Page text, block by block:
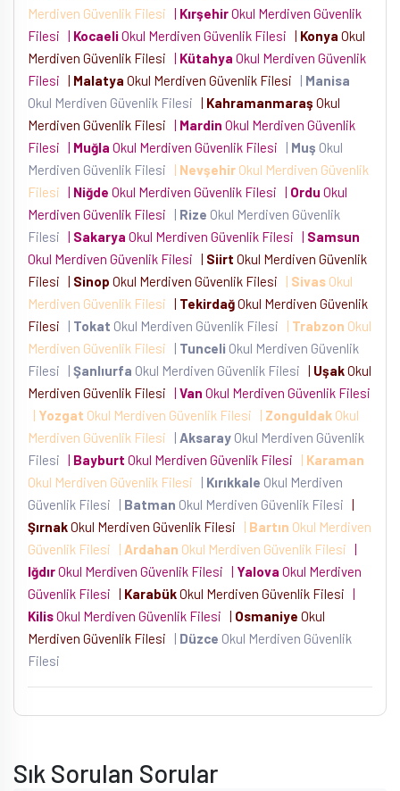
Merdiven Güvenlik Filesi | KırşehirOkul Merdiven Güvenlik
Filesi | KocaeliOkul Merdiven Güvenlik Filesi | Konya Okul
Merdiven Güvenlik Filesi | Kütahya Okul Merdiven Güvenlik
Filesi | Malatya Okul Merdiven Güvenlik Filesi | Manisa
Okul Merdiven Güvenlik Filesi | Kahramanmaraş Okul
Merdiven Güvenlik Filesi | Mardin Okul Merdiven Güvenlik
Filesi | Muğla Okul Merdiven Güvenlik Filesi | Muş Okul
Merdiven Güvenlik Filesi
| Nevşehir Okul Merdiven Güvenlik
Filesi | Niğde Okul Merdiven Güvenlik Filesi | Ordu Okul
Merdiven Güvenlik Filesi
| Rize Okul Merdiven Güvenlik
Filesi | Sakarya Okul Merdiven Güvenlik Filesi | Samsun
Okul Merdiven Güvenlik Filesi | Siirt Okul Merdiven Güvenlik
Filesi | Sinop Okul Merdiven Güvenlik Filesi | Sivas Okul
Merdiven Güvenlik Filesi | TekirdağOkul Merdiven Güvenlik
Filesi
| Tokat Okul Merdiven Güvenlik Filesi | Trabzon Okul
Merdiven Güvenlik Filesi
| Tunceli Okul Merdiven Güvenlik
Filesi
| Şanlıurfa Okul Merdiven Güvenlik Filesi | UşakOkul
Merdiven Güvenlik Filesi | Van Okul Merdiven Güvenlik Filesi
| Yozgat Okul Merdiven Güvenlik Filesi | Zonguldak Okul
Merdiven Güvenlik Filesi
| Aksaray Okul Merdiven Güvenlik
Filesi | Bayburt Okul Merdiven Güvenlik Filesi | Karaman
Okul Merdiven Güvenlik Filesi
| Kırıkkale Okul Merdiven
Güvenlik Filesi
| Batman Okul Merdiven Güvenlik Filesi |
ŞırnakOkul Merdiven Güvenlik Filesi | Bartın Okul Merdiven
Güvenlik Filesi
| Ardahan Okul Merdiven Güvenlik Filesi |
IğdırOkul Merdiven Güvenlik Filesi | Yalova Okul Merdiven
Güvenlik Filesi | KarabükOkul Merdiven Güvenlik Filesi |
KilisOkul Merdiven Güvenlik Filesi | Osmaniye Okul
Merdiven Güvenlik Filesi
| Düzce Okul Merdiven Güvenlik
Filesi
Sık Sorulan Sorular